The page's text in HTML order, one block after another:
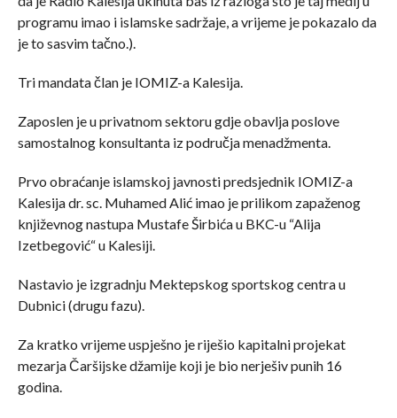
programu imao i islamske sadržaje, a vrijeme je pokazalo da
je to sasvim tačno.).
Tri mandata član je IOMIZ-a Kalesija.
Zaposlen je u privatnom sektoru gdje obavlja poslove
samostalnog konsultanta iz područja menadžmenta.
Prvo obraćanje islamskoj javnosti predsjednik IOMIZ-a
Kalesija dr. sc. Muhamed Alić imao je prilikom zapaženog
književnog nastupa Mustafe Širbića u BKC-u “Alija
Izetbegović“ u Kalesiji.
Nastavio je izgradnju Mektepskog sportskog centra u
Dubnici (drugu fazu).
Za kratko vrijeme uspješno je riješio kapitalni projekat
mezarja Čaršijske džamije koji je bio nerješiv punih 16
godina.